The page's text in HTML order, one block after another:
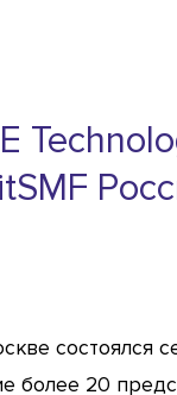
состоялся
более 20